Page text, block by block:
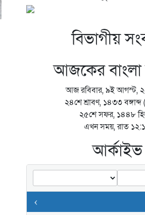
তুলে ধরলেন ছাত্রদল
বিভাগীয়
আজকের বাংলা
আজ রবিবার, ৯ই আগস্ট,
২৪শে শ্রাবণ, ১৪৩৩ বঙ্গাব্দ
২৫শে সফর, ১৪৪৮
এখন সময়, রাত
আর্কাইভ
‹